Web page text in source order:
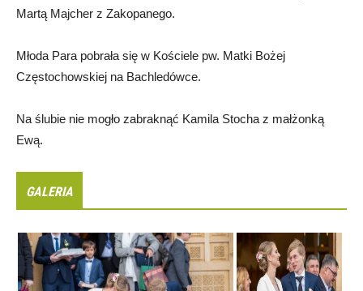
Martą Majcher z Zakopanego.
Młoda Para pobrała się w Kościele pw. Matki Bożej
Częstochowskiej na Bachledówce.
Na ślubie nie mogło zabraknąć Kamila Stocha z małżonką
Ewą.
GALERIA